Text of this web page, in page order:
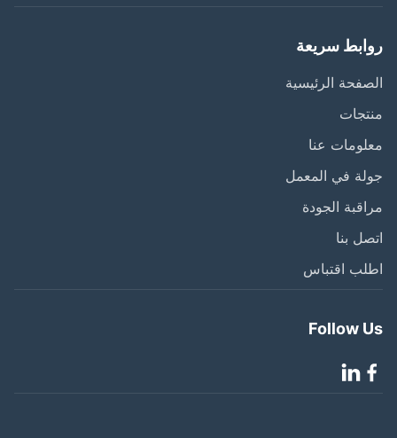
سريعة
الرئيسية
عنا
في المعمل
الجودة
بنا
اقتباس
Follow